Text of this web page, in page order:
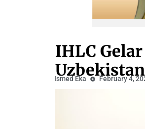
IHLC
Uzbekistan
Ismed Eka February 4,